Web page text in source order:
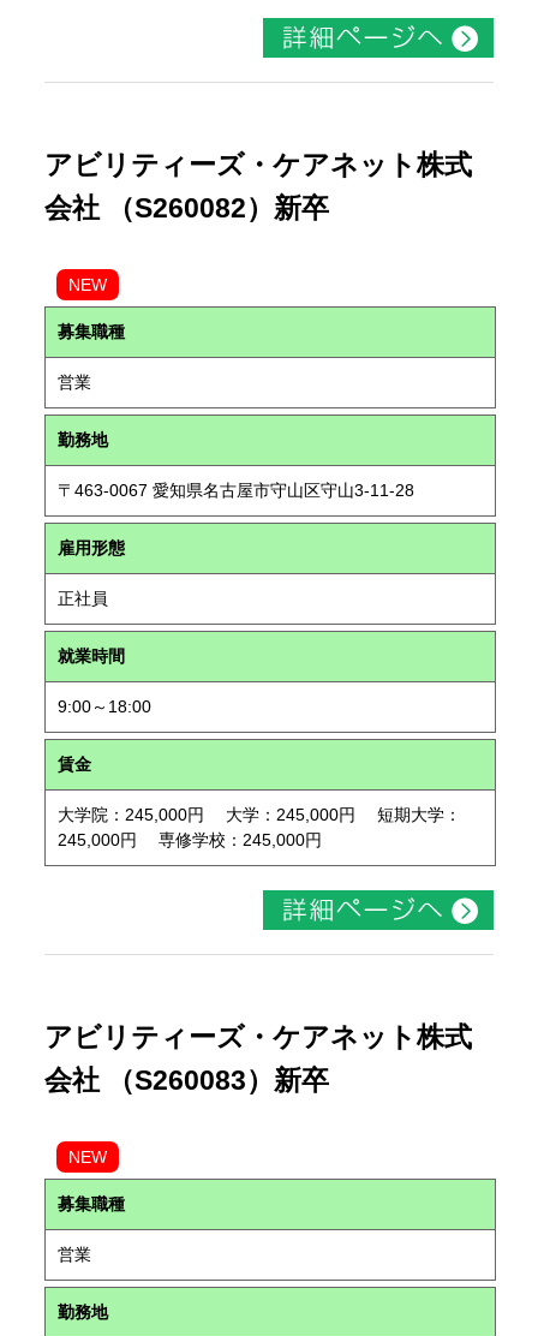
アビリティーズ・ケアネット株式
会社 （S260082）新卒
NEW
募集職種
営業
勤務地
〒463-0067 愛知県名古屋市守山区守山3-11-28
雇用形態
正社員
就業時間
9:00～18:00
賃金
大学院：245,000円 大学：245,000円 短期大学：
245,000円 専修学校：245,000円
アビリティーズ・ケアネット株式
会社 （S260083）新卒
NEW
募集職種
営業
勤務地